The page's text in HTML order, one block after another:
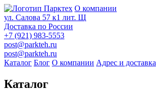
О компании
ул. Салова 57 к1 лит. Щ
Доставка по России
+7 (921) 983-5553
post@parkteh.ru
post@parkteh.ru
Каталог Блог О компании Адрес и доставка
Каталог